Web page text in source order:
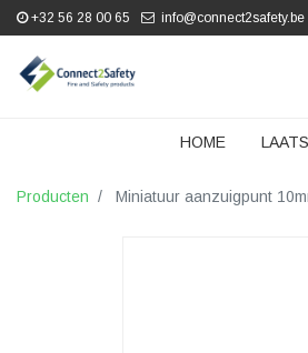
+32 56 28 00 65 info@connect2safety.be
HOME
Producten Miniatuur aanzuigpunt